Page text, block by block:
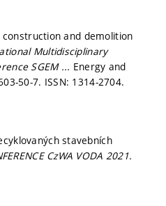
construction and demolition
Multidisciplinary
SGEM ... Energy and
50-7. ISSN: 1314-2704.
stavebních
CzWA VODA 2021.